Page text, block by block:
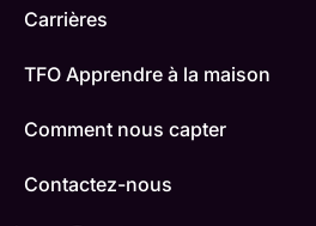
Carrières
TFO Apprendre à la maison
Comment nous capter
Contactez-nous